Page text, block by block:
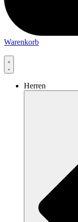
Warenkorb
Herren